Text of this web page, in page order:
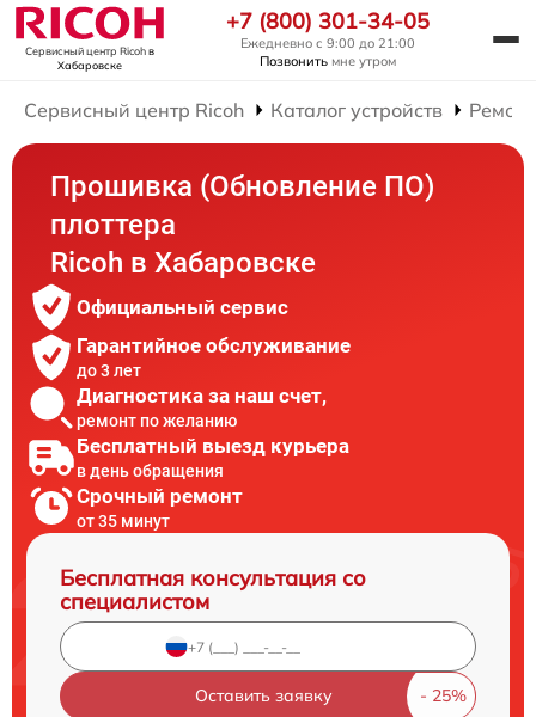
Сервисный центр Ricohв
Хабаровске
+7 (800) 301-34-05
Ежедневно с 9:00 до 21:00
Позвонить мне утром
Сервисный центр Ricoh Каталог устройств
Прошивка (Обновление ПО)
плоттера
Ricoh в Хабаровске
Официальный сервис
Гарантийное обслуживание
до 3 лет
Диагностика за наш счет,
ремонт по желанию
Бесплатный выезд курьера
в день обращения
Срочный ремонт
от 35 минут
Бесплатная консультация со
специалистом
Оставить заявку